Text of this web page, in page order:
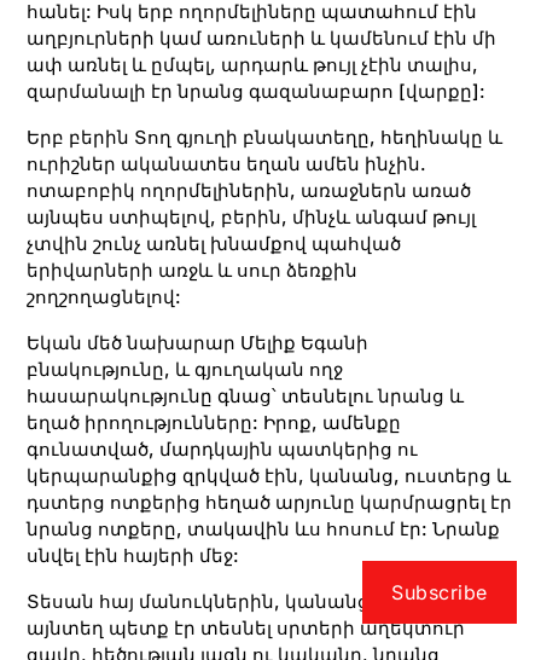
հանել: Իսկ երբ ողորմելիները պատահում էին
աղբյուրների կամ առուների և կամենում էին մի
ափ առնել և ըմպել, արդարև թույլ չէին տալիս,
զարմանալի էր նրանց գազանաբարո [վարքը]:
Երբ բերին Տող գյուղի բնակատեղը, հեղինակը և
ուրիշներ ականատես եղան ամեն ինչին.
ոտաբոբիկ ողորմելիներին, առաջներն առած
այնպես ստիպելով, բերին, մինչև անգամ թույլ
չտվին շունչ առնել խնամքով պահված
երիվարների առջև և սուր ձեռքին
շողշողացնելով:
Եկան մեծ նախարար Մելիք Եգանի
բնակությունը, և գյուղական ողջ
հասարակությունը գնաց՝ տեսնելու նրանց և
եղած իրողությունները: Իրոք, ամենքը
գունատված, մարդկային պատկերից ու
կերպարանքից զրկված էին, կանանց, ուստերց և
դստերց ոտքերից հեղած արյունը կարմրացրել էր
նրանց ոտքերը, տակավին ևս հոսում էր: Նրանք
սնվել էին հայերի մեջ:
Տեսան հայ մանուկներին, կանանց և մարդկանց.
այնտեղ պետք էր տեսնել սրտերի աղեկտուր
ցավը, հեծության լացն ու կականը, նրանց
Subscribe